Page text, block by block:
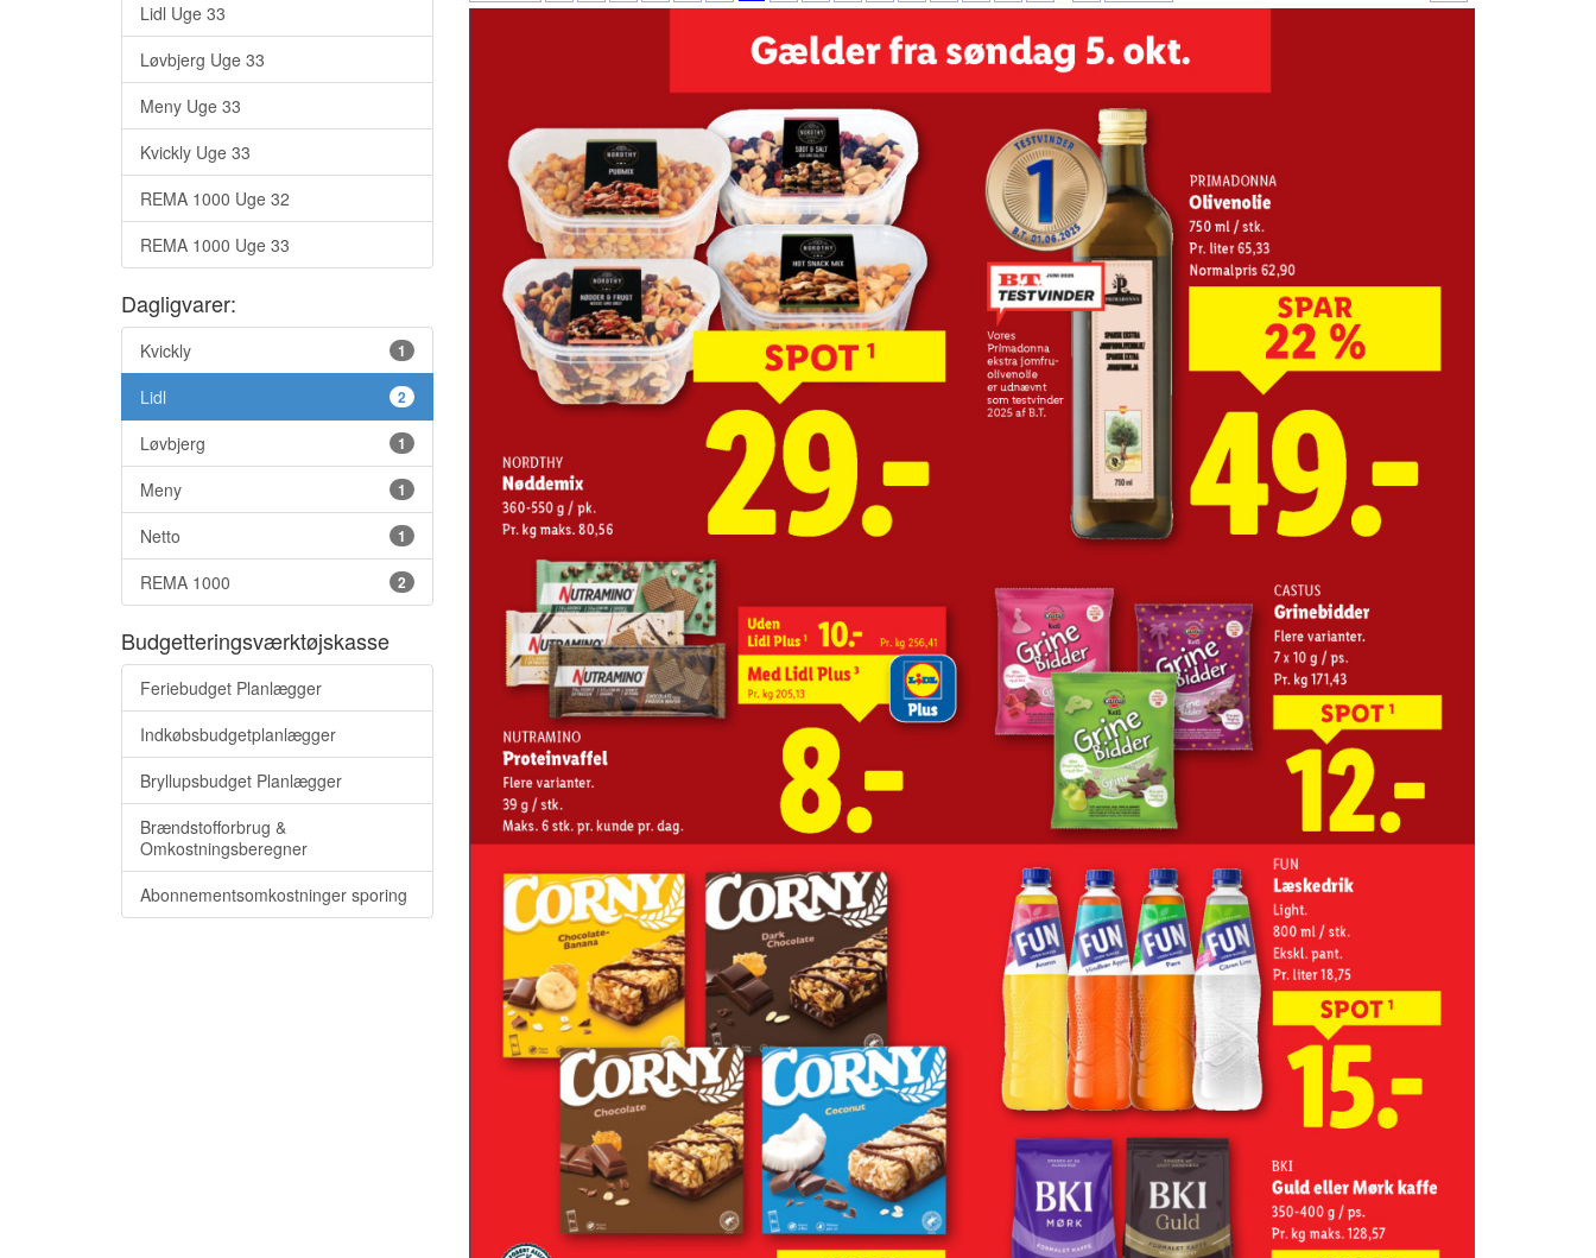
Lidl Uge 33
Løvbjerg Uge 33
Meny Uge 33
Kvickly Uge 33
REMA 1000 Uge 32
REMA 1000 Uge 33
Dagligvarer:
1
Kvickly
2
Lidl
1
Løvbjerg
1
Meny
1
Netto
2
REMA 1000
Budgetteringsværktøjskasse
Feriebudget Planlægger
Indkøbsbudgetplanlægger
Bryllupsbudget Planlægger
Brændstofforbrug &
Omkostningsberegner
Abonnementsomkostninger sporing